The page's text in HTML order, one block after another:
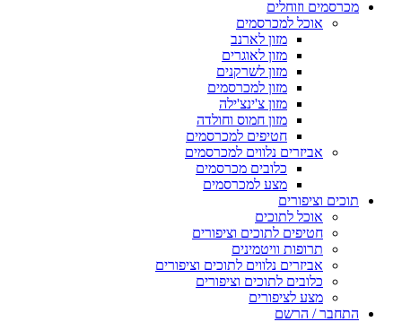
מכרסמים וזוחלים
אוכל למכרסמים
מזון לארנב
מזון לאוגרים
מזון לשרקנים
מזון למכרסמים
מזון צ'ינצ'ילה
מזון חמוס וחולדה
חטיפים למכרסמים
אביזרים נלווים למכרסמים
כלובים מכרסמים
מצע למכרסמים
תוכים וציפורים
אוכל לתוכים
חטיפים לתוכים וציפורים
תרופות וויטמינים
אביזרים נלווים לתוכים וציפורים
כלובים לתוכים וציפורים
מצע לציפורים
התחבר / הרשם